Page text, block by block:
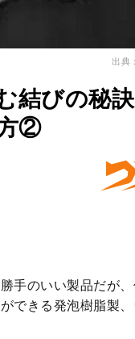
出典
結びの秘
②
手のいい製品だが
できる発泡樹脂製